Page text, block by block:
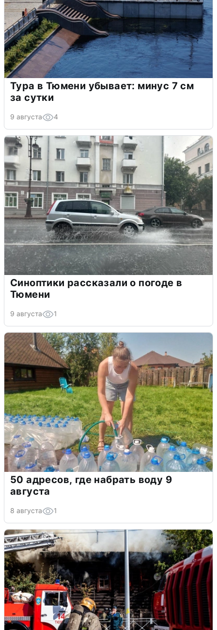
Тура в Тюмени убывает: минус 7 см
за сутки
9 августа 4
Синоптики рассказали о погоде в
Тюмени
9 августа 1
50 адресов, где набрать воду 9
августа
8 августа 1